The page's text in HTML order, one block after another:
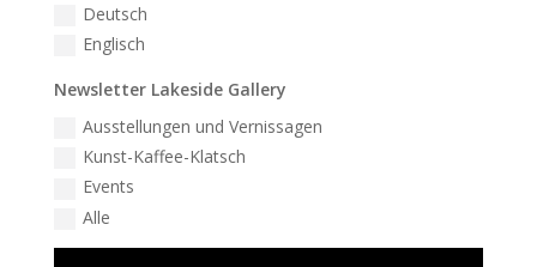
Deutsch
Englisch
Newsletter Lakeside Gallery
Ausstellungen und Vernissagen
Kunst-Kaffee-Klatsch
Events
Alle